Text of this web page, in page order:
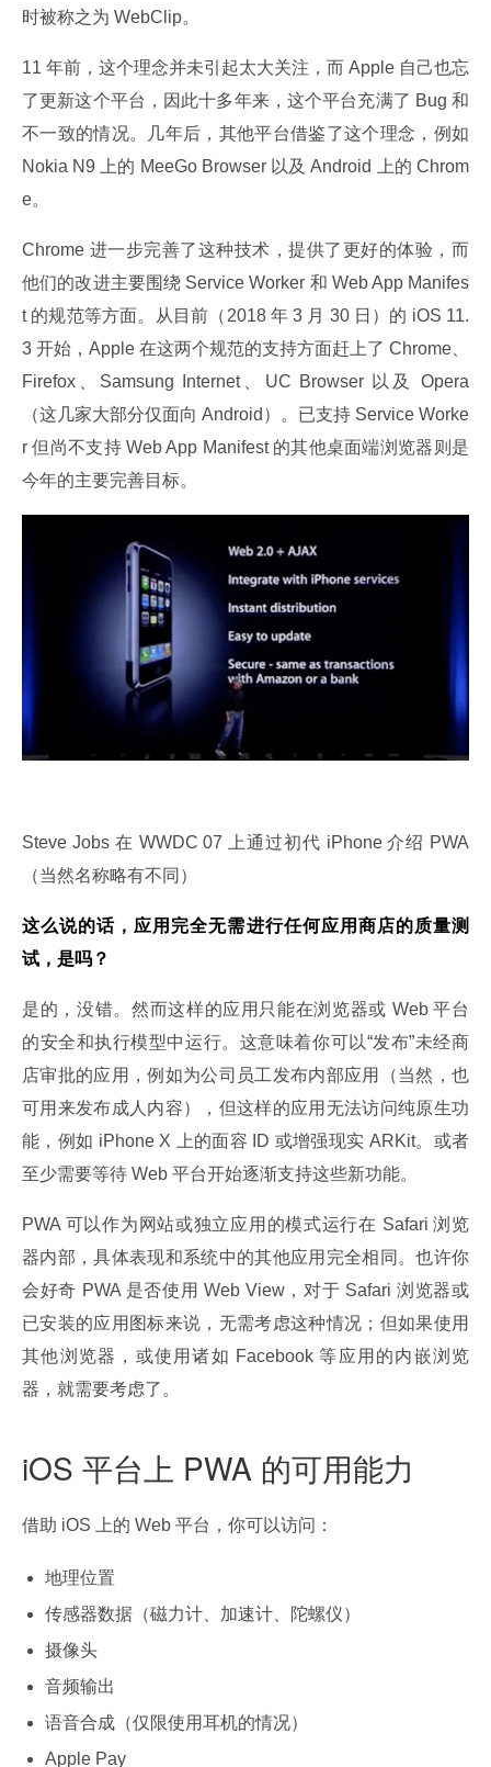
时被称之为 WebClip。
11 年前，这个理念并未引起太大关注，而 Apple 自己也忘
了更新这个平台，因此十多年来，这个平台充满了 Bug 和
不一致的情况。几年后，其他平台借鉴了这个理念，例如
Nokia N9 上的 MeeGo Browser 以及 Android 上的 Chrom
e。
Chrome 进一步完善了这种技术，提供了更好的体验，而
他们的改进主要围绕 Service Worker 和 Web App Manifes
t 的规范等方面。从目前（2018 年 3 月 30 日）的 iOS 11.
3 开始，Apple 在这两个规范的支持方面赶上了 Chrome、
Firefox、Samsung Internet、UC Browser 以及 Opera
（这几家大部分仅面向 Android）。已支持 Service Worke
r 但尚不支持 Web App Manifest 的其他桌面端浏览器则是
今年的主要完善目标。
Steve Jobs 在 WWDC 07 上通过初代 iPhone 介绍 PWA
（当然名称略有不同）
这么说的话，应用完全无需进行任何应用商店的质量测
试，是吗？
是的，没错。然而这样的应用只能在浏览器或 Web 平台
的安全和执行模型中运行。这意味着你可以“发布”未经商
店审批的应用，例如为公司员工发布内部应用（当然，也
可用来发布成人内容），但这样的应用无法访问纯原生功
能，例如 iPhone X 上的面容 ID 或增强现实 ARKit。或者
至少需要等待 Web 平台开始逐渐支持这些新功能。
PWA 可以作为网站或独立应用的模式运行在 Safari 浏览
器内部，具体表现和系统中的其他应用完全相同。也许你
会好奇 PWA 是否使用 Web View，对于 Safari 浏览器或
已安装的应用图标来说，无需考虑这种情况；但如果使用
其他浏览器，或使用诸如 Facebook 等应用的内嵌浏览
器，就需要考虑了。
iOS 平台上 PWA 的可用能力
借助 iOS 上的 Web 平台，你可以访问：
地理位置
传感器数据（磁力计、加速计、陀螺仪）
摄像头
音频输出
语音合成（仅限使用耳机的情况）
Apple Pay